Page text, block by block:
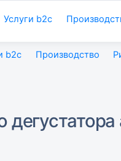
Услуги b2c
b2c Производство